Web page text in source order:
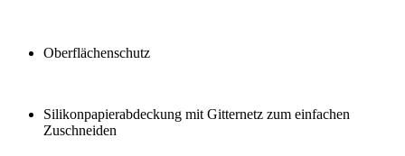
Oberflächenschutz
Silikonpapierabdeckung mit Gitternetz zum einfachen
Zuschneiden